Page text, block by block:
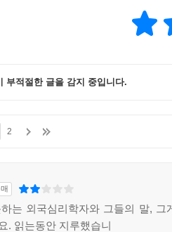
부적절한 글을 감지 중입니다.
2
는 외국심리학자와 그들의 말, 그
. 읽는동안 지루했습니